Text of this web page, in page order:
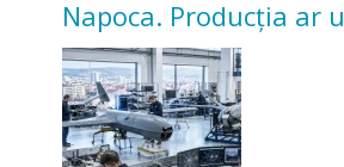
Napoca. Producția ar
înceapă în toamna